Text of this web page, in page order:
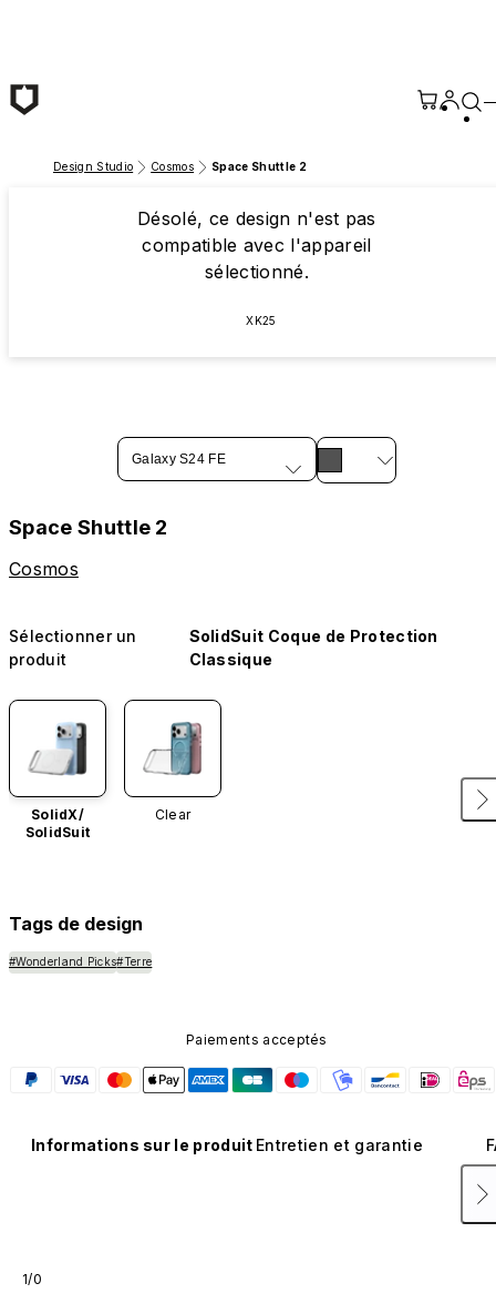
Design Studio Cosmos Space Shuttle 2
Désolé, ce design n'est pas
compatible avec l'appareil
sélectionné.
XK25
Galaxy S24 FE
Space Shuttle 2
Cosmos
Sélectionner un
produit
SolidSuit Coque de Protection
Classique
SolidX/
SolidSuit
Clear
Tags de design
#Wonderland Picks#Terre
Paiements acceptés
Informations sur le produit Entretien et garantie
1/0